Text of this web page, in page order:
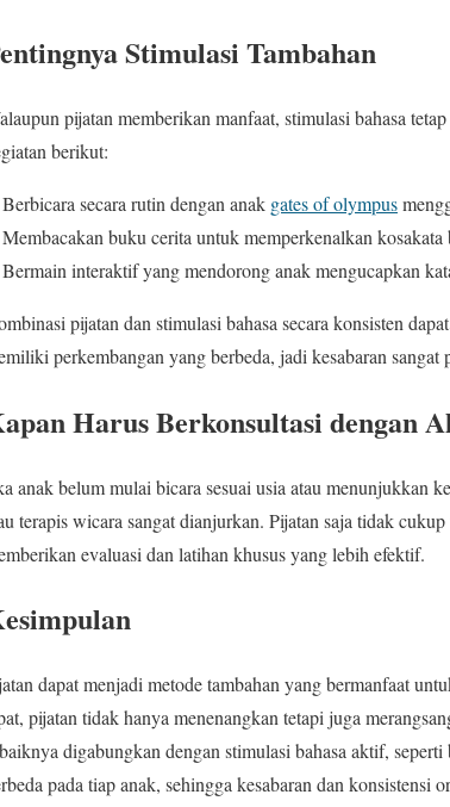
Stimulasi Tambahan
pijatan memberikan manfaat, stimulasi bahasa
berikut:
Berbicara secara rutin dengan anak gates of olympus
Membacakan buku cerita untuk memperkenalkan kosakata
Bermain interaktif yang mendorong anak mengucapkan
pijatan dan stimulasi bahasa secara konsisten
perkembangan yang berbeda, jadi kesabaran sangat
Harus Berkonsultasi dengan
anak belum mulai bicara sesuai usia atau menunjukkan
terapis wicara sangat dianjurkan. Pijatan saja tidak
evaluasi dan latihan khusus yang lebih efektif.
dapat menjadi metode tambahan yang bermanfaat
pijatan tidak hanya menenangkan tetapi juga
digabungkan dengan stimulasi bahasa aktif,
pada tiap anak, sehingga kesabaran dan konsistensi